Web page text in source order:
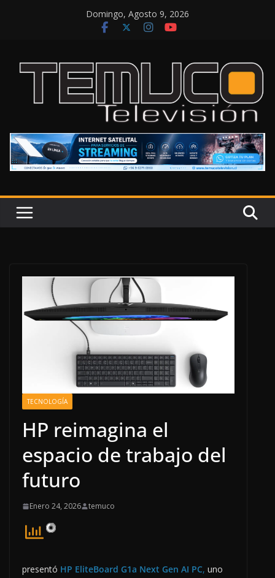
Domingo, Agosto 9, 2026
TECNOLOGÍA
HP reimagina el
espacio de trabajo del
futuro
Enero 24, 2026 temuco
presentó HP EliteBoard G1a Next Gen AI PC, uno